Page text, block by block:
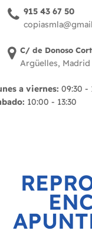
915 43 67 50
C/ de Donoso
Argüelles, Madrid
a viernes: 09:30 -
10:00 - 13:30